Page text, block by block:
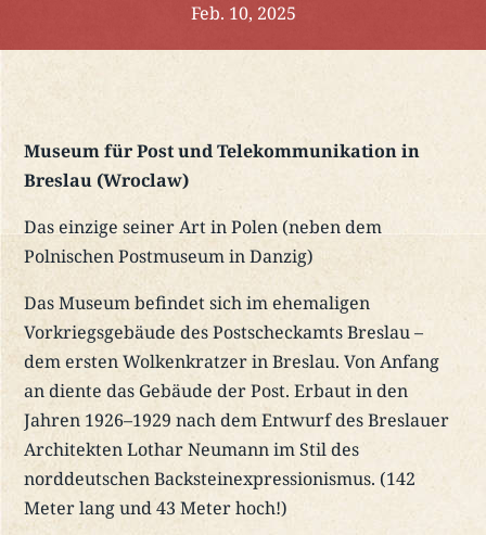
Feb. 10, 2025
Museum für Post und Telekommunikation in
Breslau (Wroclaw)
Das einzige seiner Art in Polen (neben dem
Polnischen Postmuseum in Danzig)
Das Museum befindet sich im ehemaligen
Vorkriegsgebäude des Postscheckamts Breslau –
dem ersten Wolkenkratzer in Breslau. Von Anfang
an diente das Gebäude der Post. Erbaut in den
Jahren 1926–1929 nach dem Entwurf des Breslauer
Architekten Lothar Neumann im Stil des
norddeutschen Backsteinexpressionismus. (142
Meter lang und 43 Meter hoch!)